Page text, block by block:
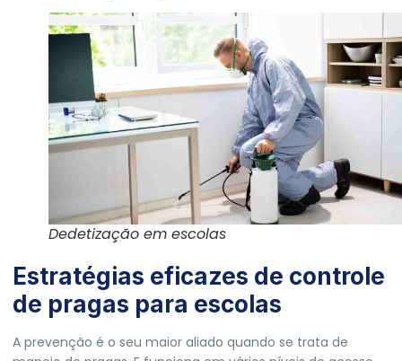
Dedetização em escolas
Estratégias eficazes de controle
de pragas para escolas
A prevenção é o seu maior aliado quando se trata de